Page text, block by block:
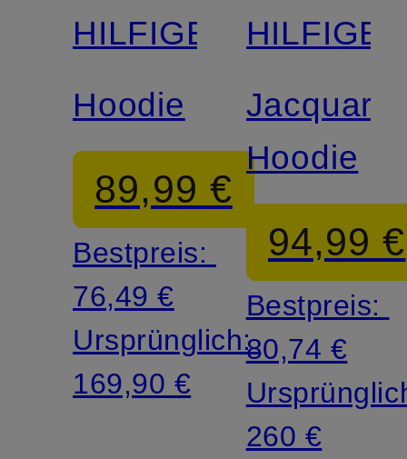
HILFIGER
Hoodie
89,99 €
Bestpreis:
76,49 €
Ursprünglich:
169,90 €
Jacquard-
Hoodie
94,99 €
Bestpreis:
80,74 €
260 €